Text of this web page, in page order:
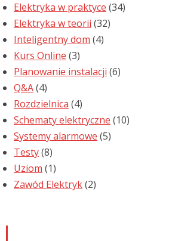
Elektryka w praktyce (34)
Elektryka w teorii (32)
Inteligentny dom (4)
Kurs Online (3)
Planowanie instalacji (6)
Q&A(4)
Rozdzielnica (4)
Schematy elektryczne (10)
Systemy alarmowe (5)
Testy(8)
Uziom (1)
Zawód Elektryk(2)